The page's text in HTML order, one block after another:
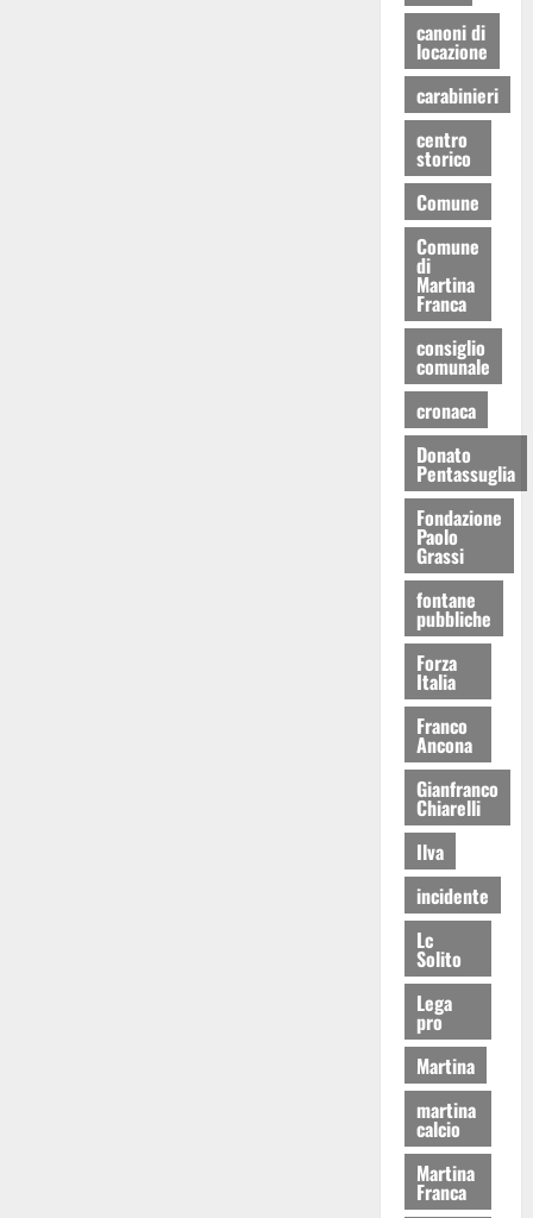
canoni di
locazione
carabinieri
centro
storico
Comune
Comune
di
Martina
Franca
consiglio
comunale
cronaca
Donato
Pentassuglia
Fondazione
Paolo
Grassi
fontane
pubbliche
Forza
Italia
Franco
Ancona
Gianfranco
Chiarelli
Ilva
incidente
Lc
Solito
Lega
pro
Martina
martina
calcio
Martina
Franca